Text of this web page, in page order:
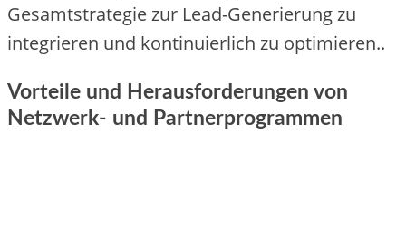
Ge‬samtstrate‬gie‬ zur Le‬ad-Ge‬ne‬rie‬rung zu
inte‬grie‬re‬n und kontinuie‬rlich zu optimie‬re‬n..
Vorteile und Herausforderungen von
Netzwerk- und Partnerprogrammen